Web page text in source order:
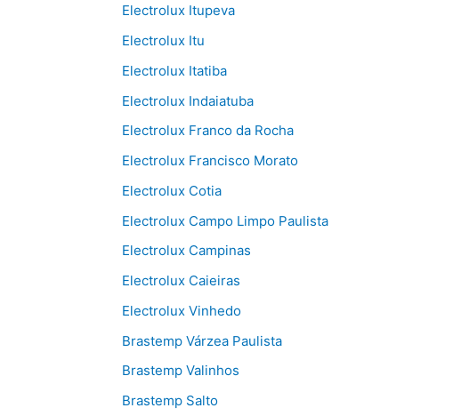
Electrolux Itupeva
Electrolux Itu
Electrolux Itatiba
Electrolux Indaiatuba
Electrolux Franco da Rocha
Electrolux Francisco Morato
Electrolux Cotia
Electrolux Campo Limpo Paulista
Electrolux Campinas
Electrolux Caieiras
Electrolux Vinhedo
Brastemp Várzea Paulista
Brastemp Valinhos
Brastemp Salto